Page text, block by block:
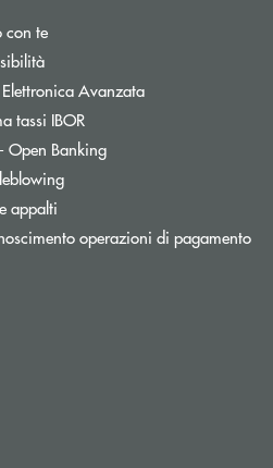
con te
AvanzataApre una nuova
tassi IBORApre una nuova finestra
Open BankingApre una nuova finestra
appalti
operazioni di pagamento